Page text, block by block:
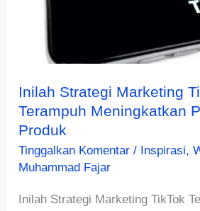
Inilah Strategi Marketing
Terampuh Meningkatkan
Produk
Tinggalkan Komentar / Inspirasi,
Muhammad Fajar
Inilah Strategi Marketing TikTok